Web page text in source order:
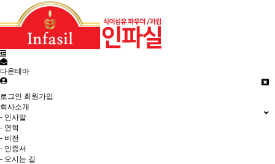
다온테마
로그인 회원가입
회사소개
- 인사말
- 연혁
- 비전
- 인증서
- 오시는 길